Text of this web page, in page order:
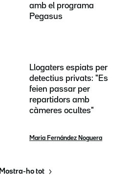
amb el programa
Pegasus
Llogaters espiats per
detectius privats: "Es
feien passar per
repartidors amb
càmeres ocultes"
Maria Fernández Noguera
Mostra-ho tot